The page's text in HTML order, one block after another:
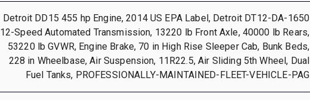
Detroit DD15 455 hp Engine, 2014 US EPA Label, Detroit DT12-DA-1650
12-Speed Automated Transmission, 13220 lb Front Axle, 40000 lb Rears,
53220 lb GVWR, Engine Brake, 70 in High Rise Sleeper Cab, Bunk Beds,
228 in Wheelbase, Air Suspension, 11R22.5, Air Sliding 5th Wheel, Dual
Fuel Tanks, PROFESSIONALLY-MAINTAINED-FLEET-VEHICLE-PAG